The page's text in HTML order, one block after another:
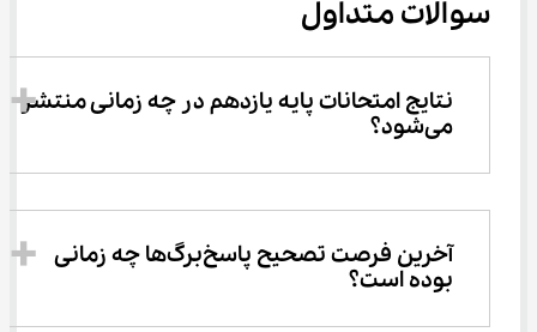
سوالات متداول
نتایج امتحانات پایه یازدهم در چه زمانی منتشر
می‌شود؟
آخرین فرصت تصحیح پاسخ‌برگ‌ها چه زمانی
بوده است؟